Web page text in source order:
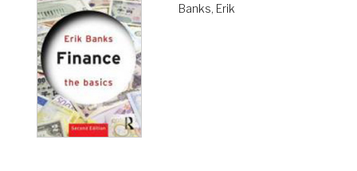
Banks, Erik